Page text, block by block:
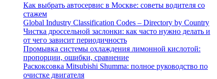
Как выбрать автосервис в Москве: советы водителя со
стажем
Global Industry Classification Codes – Directory by Country
Чистка дроссельной заслонки: как часто нужно делать и
от чего зависит периодичность
Промывка системы охлаждения лимонной кислотой:
пропорции, ошибки, сравнение
Раскоксовка Mitsubishi Shumma: полное руководство по
очистке двигателя